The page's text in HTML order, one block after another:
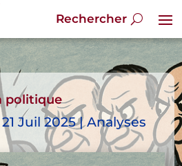
politique
Juil 2025 | Analyses